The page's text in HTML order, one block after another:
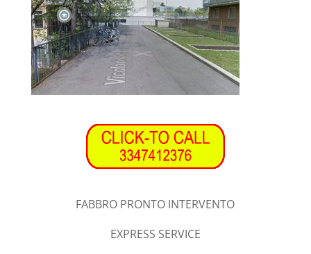
FABBRO PRONTO INTERVENTO
EXPRESS SERVICE